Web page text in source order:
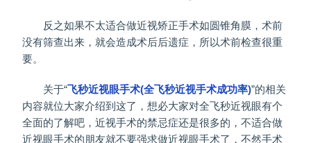
反之如果不太适合做近视矫正手术如圆锥角膜，术前
没有筛查出来，就会造成术后后遗症，所以术前检查很重
要。
关于“飞秒近视眼手术(全飞秒近视手术成功率)”的相关
内容就位大家介绍到这了，想必大家对全飞秒近视眼有个
全面的了解吧，近视手术的禁忌症还是很多的，不适合做
近视眼手术的朋友就不要强求做近视眼手术了，不然手术